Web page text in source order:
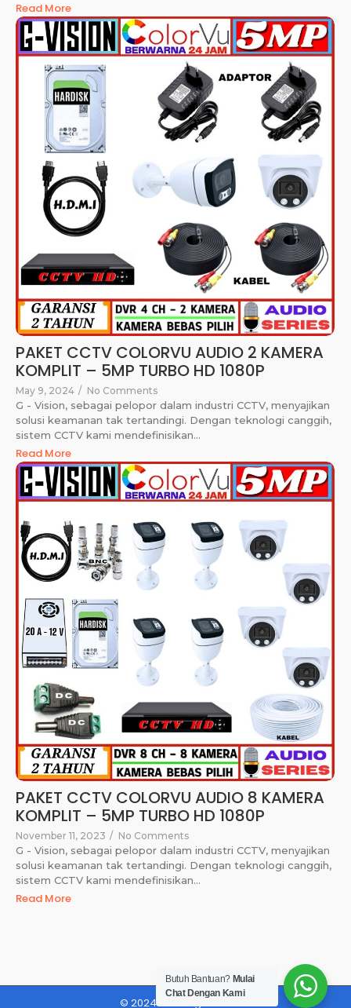
Read More
PAKET CCTV COLORVU AUDIO 2 KAMERA
KOMPLIT – 5MP TURBO HD 1080P
May 9, 2024 / No Comments
G - Vision, sebagai pelopor dalam industri CCTV, menyajikan
solusi keamanan tak tertandingi. Dengan teknologi canggih,
sistem CCTV kami mendefinisikan...
Read More
PAKET CCTV COLORVU AUDIO 8 KAMERA
KOMPLIT – 5MP TURBO HD 1080P
November 11, 2023 / No Comments
G - Vision, sebagai pelopor dalam industri CCTV, menyajikan
solusi keamanan tak tertandingi. Dengan teknologi canggih,
sistem CCTV kami mendefinisikan...
Read More
© 2024 Blessing CCTV
Butuh Bantuan? Mulai
Chat Dengan Kami